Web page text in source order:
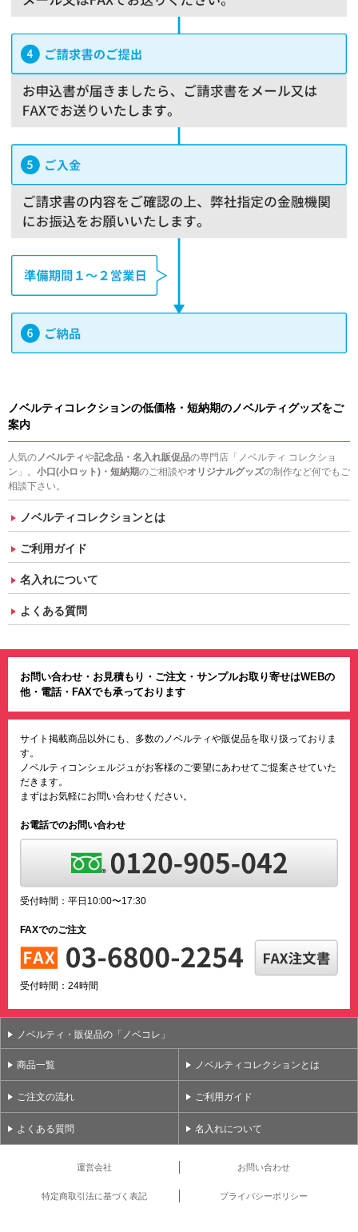
ノベルティコレクションの低価格・短納期のノベルティグッズをご
案内
人気のノベルティや記念品・名入れ販促品の専門店「ノベルティ コレクショ
ン」。 小口(小ロット)・短納期のご相談やオリジナルグッズの制作など何でもご
相談下さい。
ノベルティコレクションとは
ご利用ガイド
名入れについて
よくある質問
お問い合わせ・お見積もり・ご注文・サンプルお取り寄せはWEBの
他・電話・FAXでも承っております
サイト掲載商品以外にも、多数のノベルティや販促品を取り扱っておりま
す。
ノベルティコンシェルジュがお客様のご要望にあわせてご提案させていた
だきます。
まずはお気軽にお問い合わせください。
お電話でのお問い合わせ
受付時間：平日10:00〜17:30
FAXでのご注文
受付時間：24時間
ノベルティ・販促品の「ノベコレ」
商品一覧 ノベルティコレクションとは
ご注文の流れ ご利用ガイド
よくある質問 名入れについて
運営会社 お問い合わせ
特定商取引法に基づく表記 プライバシーポリシー